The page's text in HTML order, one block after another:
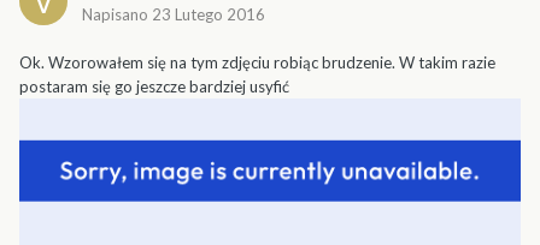
Napisano 23 Lutego 2016
Ok. Wzorowałem się na tym zdjęciu robiąc brudzenie. W takim razie
postaram się go jeszcze bardziej usyfić